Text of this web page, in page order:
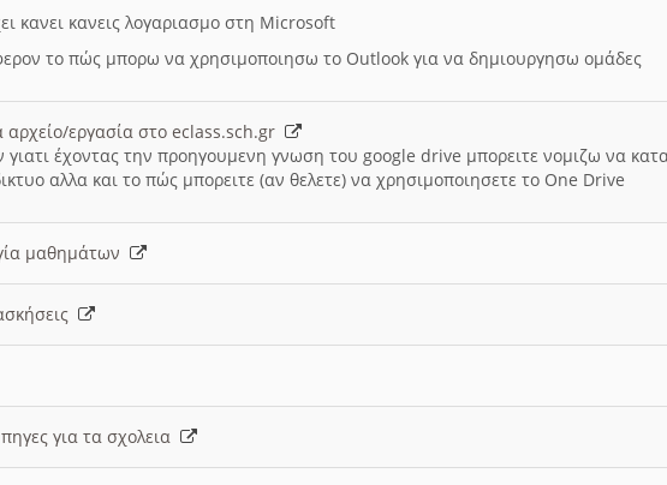
κανει κανεις λογαριασμο στη Microsoft
το πώς μπορω να χρησιμοποιησω το Outlook για να δημιουργησω ομάδες
αρχείο/εργασία στο eclass.sch.gr
γιατι έχοντας την προηγουμενη γνωση του google drive μπορειτε νομιζω να
αλλα και το πώς μπορειτε (αν θελετε) να χρησιμοποιησετε το One Drive
μαθημάτων
για τα σχολεια